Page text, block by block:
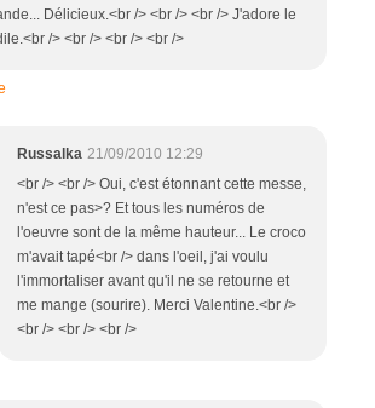
Délicieux.<br /> <br /> <br /> J'adore le
/> <br /> <br /> <br />
Russalka 21/09/2010 12:29
<br /> <br /> Oui, c'est étonnant cette messe,
n'est ce pas>? Et tous les numéros de
l'oeuvre sont de la même hauteur... Le croco
m'avait tapé<br /> dans l'oeil, j'ai voulu
l'immortaliser avant qu'il ne se retourne et
me mange (sourire). Merci Valentine.<br />
<br /> <br /> <br />